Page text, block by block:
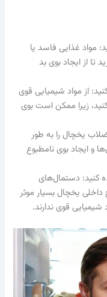
مواد غذایی فاسد یا
تا از ایجاد بوی بد
از مواد شیمیایی قوی
زیرا ممکن است بوی
یخچال را به طور
و ایجاد بوی نامطبوع
کنید: دستمال‌های
داخلی یخچال بسیار موثر
شیمیایی قوی ندارند.